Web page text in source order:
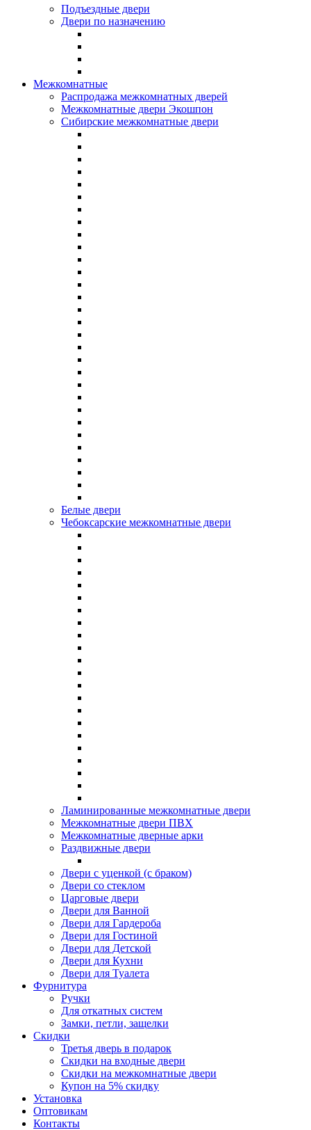
Подъездные двери
Двери по назначению
Межкомнатные
Распродажа межкомнатных дверей
Межкомнатные двери Экошпон
Сибирские межкомнатные двери
Белые двери
Чебоксарские межкомнатные двери
Ламинированные межкомнатные двери
Межкомнатные двери ПВХ
Межкомнатные дверные арки
Раздвижные двери
Двери с уценкой (с браком)
Двери со стеклом
Царговые двери
Двери для Ванной
Двери для Гардероба
Двери для Гостиной
Двери для Детской
Двери для Кухни
Двери для Туалета
Фурнитура
Ручки
Для откатных систем
Замки, петли, защелки
Скидки
Третья дверь в подарок
Скидки на входные двери
Скидки на межкомнатные двери
Купон на 5% скидку
Установка
Оптовикам
Контакты